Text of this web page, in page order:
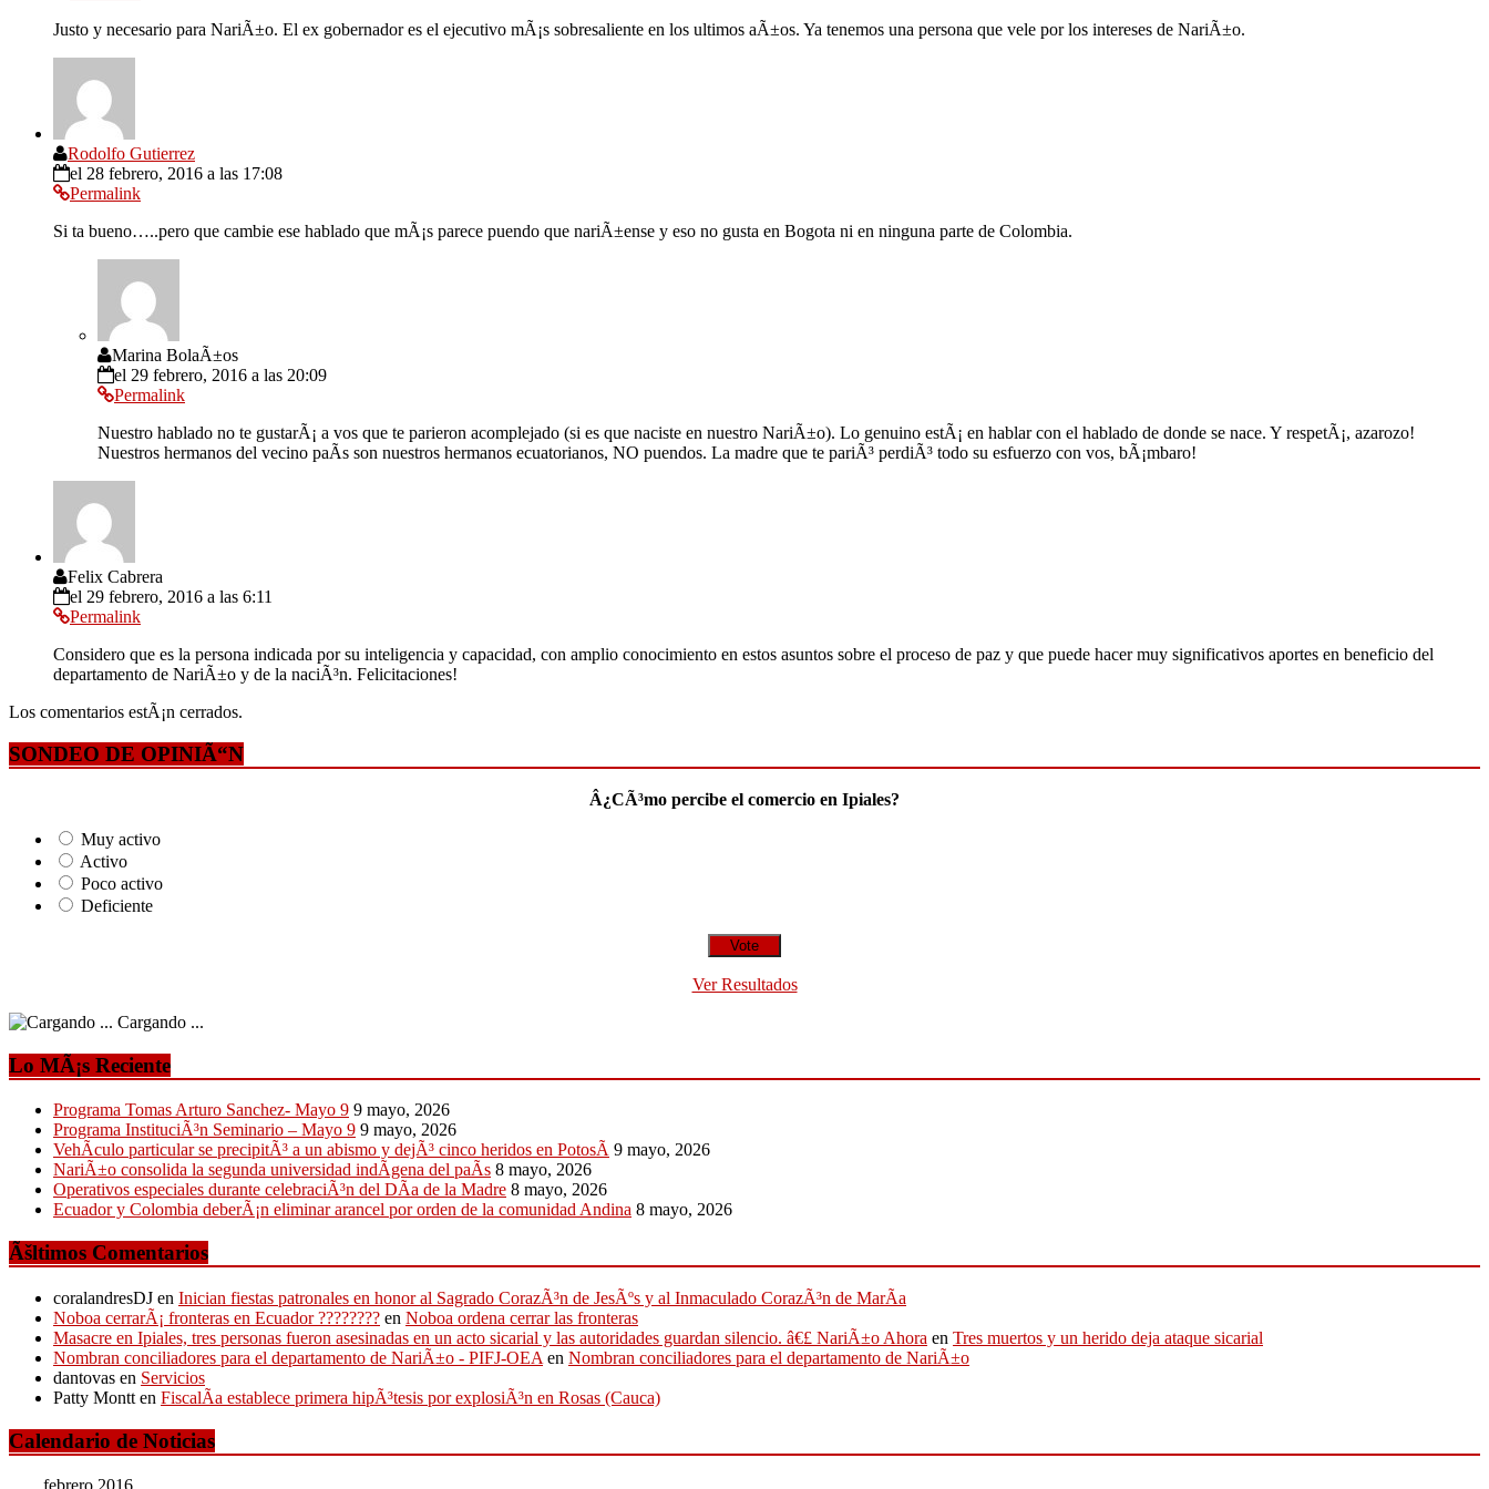
Justo y necesario para NariÃ±o. El ex gobernador es el ejecutivo mÃ¡s sobresaliente en los ultimos aÃ±os. Ya tenemos una persona que vele por los intereses de NariÃ±o.
Rodolfo Gutierrez
el 28 febrero, 2016 a las 17:08
Permalink
Si ta bueno…..pero que cambie ese hablado que mÃ¡s parece puendo que nariÃ±ense y eso no gusta en Bogota ni en ninguna parte de Colombia.
Marina BolaÃ±os
el 29 febrero, 2016 a las 20:09
Permalink
Nuestro hablado no te gustarÃ¡ a vos que te parieron acomplejado (si es que naciste en nuestro NariÃ±o). Lo genuino estÃ¡ en hablar con el hablado de donde se nace. Y respetÃ¡, azarozo!
Nuestros hermanos del vecino paÃ­s son nuestros hermanos ecuatorianos, NO puendos. La madre que te pariÃ³ perdiÃ³ todo su esfuerzo con vos, bÃ¡mbaro!
Felix Cabrera
el 29 febrero, 2016 a las 6:11
Permalink
Considero que es la persona indicada por su inteligencia y capacidad, con amplio conocimiento en estos asuntos sobre el proceso de paz y que puede hacer muy significativos aportes en beneficio del
departamento de NariÃ±o y de la naciÃ³n. Felicitaciones!
Los comentarios estÃ¡n cerrados.
SONDEO DE OPINIÃ“N
Â¿CÃ³mo percibe el comercio en Ipiales?
Muy activo
Activo
Poco activo
Deficiente
Ver Resultados
Cargando ...
Lo MÃ¡s Reciente
Programa Tomas Arturo Sanchez- Mayo 9 9 mayo, 2026
Programa InstituciÃ³n Seminario – Mayo 9 9 mayo, 2026
VehÃ­culo particular se precipitÃ³ a un abismo y dejÃ³ cinco heridos en PotosÃ­ 9 mayo, 2026
NariÃ±o consolida la segunda universidad indÃ­gena del paÃ­s 8 mayo, 2026
Operativos especiales durante celebraciÃ³n del DÃ­a de la Madre 8 mayo, 2026
Ecuador y Colombia deberÃ¡n eliminar arancel por orden de la comunidad Andina 8 mayo, 2026
Ãšltimos Comentarios
coralandresDJ en Inician fiestas patronales en honor al Sagrado CorazÃ³n de JesÃºs y al Inmaculado CorazÃ³n de MarÃ­a
Noboa cerrarÃ¡ fronteras en Ecuador ???????? en Noboa ordena cerrar las fronteras
Masacre en Ipiales, tres personas fueron asesinadas en un acto sicarial y las autoridades guardan silencio. â€£ NariÃ±o Ahora en Tres muertos y un herido deja ataque sicarial
Nombran conciliadores para el departamento de NariÃ±o - PIFJ-OEA en Nombran conciliadores para el departamento de NariÃ±o
dantovas en Servicios
Patty Montt en FiscalÃ­a establece primera hipÃ³tesis por explosiÃ³n en Rosas (Cauca)
Calendario de Noticias